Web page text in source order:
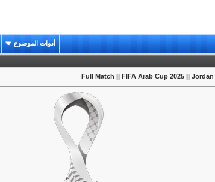
أدوات الموضوع
Full Match || FIFA Arab Cup 2025 ||